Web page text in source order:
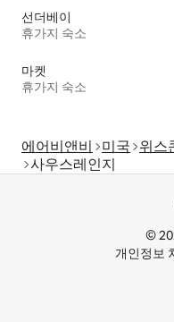
선더베이
휴가지 숙소
마켓
휴가지 숙소
에어비앤비 미국 위스
사우스레인지
©
개인정보